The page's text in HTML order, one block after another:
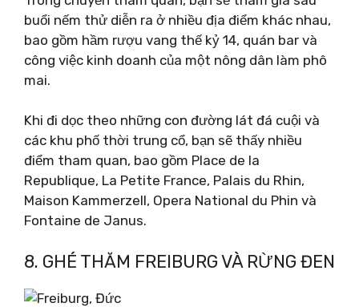
buổi nếm thử diễn ra ở nhiều địa điểm khác nhau,
bao gồm hầm rượu vang thế kỷ 14, quán bar và
công việc kinh doanh của một nông dân làm phô
mai.
Khi đi dọc theo những con đường lát đá cuội và
các khu phố thời trung cổ, bạn sẽ thấy nhiều
điểm tham quan, bao gồm Place de la
Republique, La Petite France, Palais du Rhin,
Maison Kammerzell, Opera National du Phin và
Fontaine de Janus.
8. GHÉ THĂM FREIBURG VÀ RỪNG ĐEN